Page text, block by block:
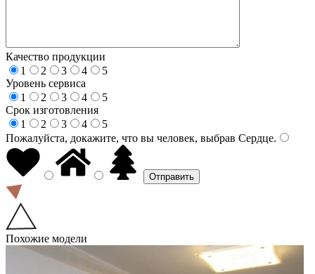
Качество продукции
1
2 3 4
5
Уровень сервиса
1
2 3 4
5
Срок изготовления
1
2 3 4
5
Пожалуйста, докажите, что вы человек, выбрав Сердце.
Похожие модели